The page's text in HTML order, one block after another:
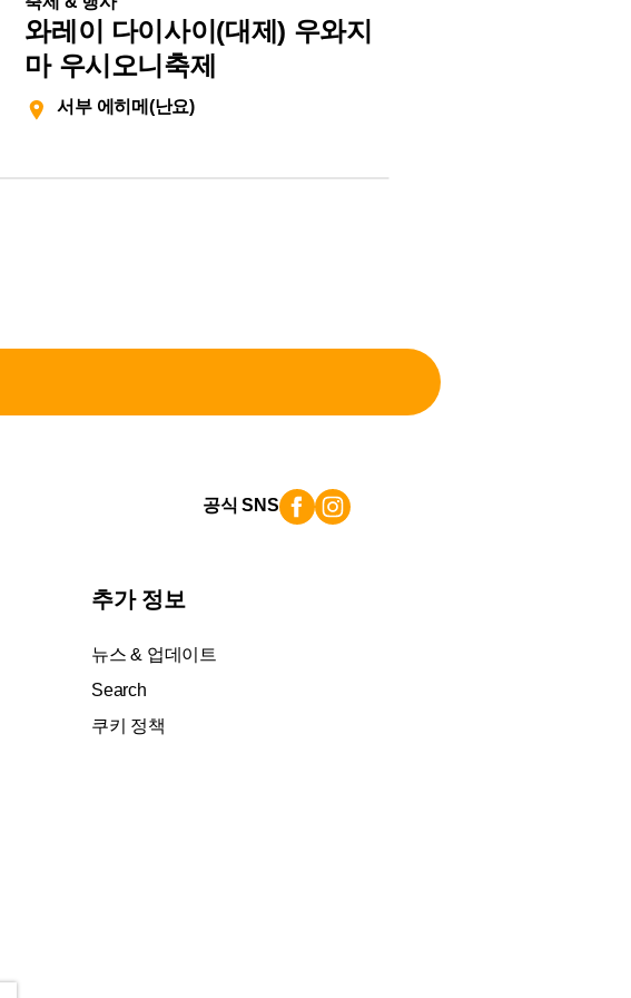
와레이 다이사이(대제) 우와지
마 우시오니축제
서부 에히메(난요)
공식 SNS
추가 정보
뉴스 & 업데이트
Search
쿠키 정책